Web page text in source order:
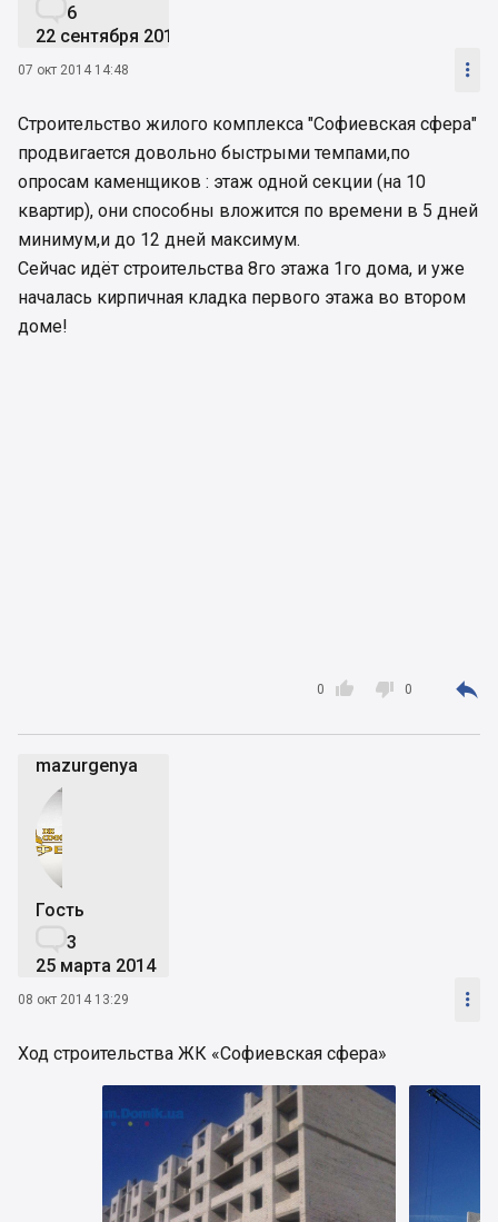
6
22 сентября 2014
07 окт 2014 14:48 
Строительство жилого комплекса "Софиевская сфера"
продвигается довольно быстрыми темпами,по
опросам каменщиков : этаж одной секции (на 10
квартир), они способны вложится по времени в 5 дней
минимум,и до 12 дней максимум.
Cейчас идёт строительства 8го этажа 1го дома, и уже
началась кирпичная кладка первого этажа во втором
доме!

0  0 
mazurgenya
Гость
3
25 марта 2014
08 окт 2014 13:29 
Ход строительства ЖК «Софиевская сфера»